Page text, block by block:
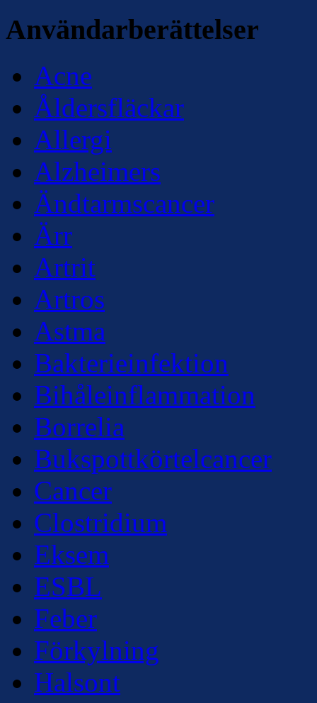
Användarberättelser
Acne
Åldersfläckar
Allergi
Alzheimers
Ändtarmscancer
Ärr
Artrit
Artros
Astma
Bakterieinfektion
Bihåleinflammation
Borrelia
Bukspottkörtelcancer
Cancer
Clostridium
Eksem
ESBL
Feber
Förkylning
Halsont